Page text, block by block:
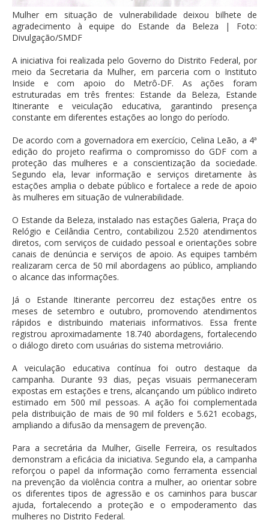
Mulher em situação de vulnerabilidade deixou bilhete de
agradecimento à equipe do Estande da Beleza | Foto:
Divulgação/SMDF
A iniciativa foi realizada pelo Governo do Distrito Federal, por
meio da Secretaria da Mulher, em parceria com o Instituto
Inside e com apoio do Metrô-DF. As ações foram
estruturadas em três frentes: Estande da Beleza, Estande
Itinerante e veiculação educativa, garantindo presença
constante em diferentes estações ao longo do período.
De acordo com a governadora em exercício, Celina Leão, a 4ª
edição do projeto reafirma o compromisso do GDF com a
proteção das mulheres e a conscientização da sociedade.
Segundo ela, levar informação e serviços diretamente às
estações amplia o debate público e fortalece a rede de apoio
às mulheres em situação de vulnerabilidade.
O Estande da Beleza, instalado nas estações Galeria, Praça do
Relógio e Ceilândia Centro, contabilizou 2.520 atendimentos
diretos, com serviços de cuidado pessoal e orientações sobre
canais de denúncia e serviços de apoio. As equipes também
realizaram cerca de 50 mil abordagens ao público, ampliando
o alcance das informações.
Já o Estande Itinerante percorreu dez estações entre os
meses de setembro e outubro, promovendo atendimentos
rápidos e distribuindo materiais informativos. Essa frente
registrou aproximadamente 18.740 abordagens, fortalecendo
o diálogo direto com usuárias do sistema metroviário.
A veiculação educativa contínua foi outro destaque da
campanha. Durante 93 dias, peças visuais permaneceram
expostas em estações e trens, alcançando um público indireto
estimado em 500 mil pessoas. A ação foi complementada
pela distribuição de mais de 90 mil folders e 5.621 ecobags,
ampliando a difusão da mensagem de prevenção.
Para a secretária da Mulher, Giselle Ferreira, os resultados
demonstram a eficácia da iniciativa. Segundo ela, a campanha
reforçou o papel da informação como ferramenta essencial
na prevenção da violência contra a mulher, ao orientar sobre
os diferentes tipos de agressão e os caminhos para buscar
ajuda, fortalecendo a proteção e o empoderamento das
mulheres no Distrito Federal.